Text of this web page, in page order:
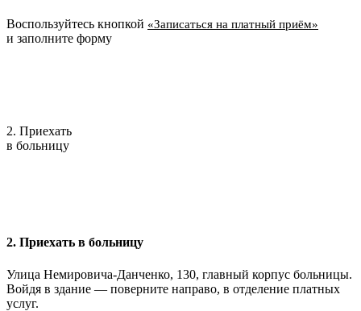
Воспользуйтесь кнопкой «Записаться на платный приём»
и заполните форму
2. Приехать
в больницу
2. Приехать в больницу
Улица Немировича-Данченко, 130, главный корпус больницы.
Войдя в здание — поверните направо, в отделение платных
услуг.